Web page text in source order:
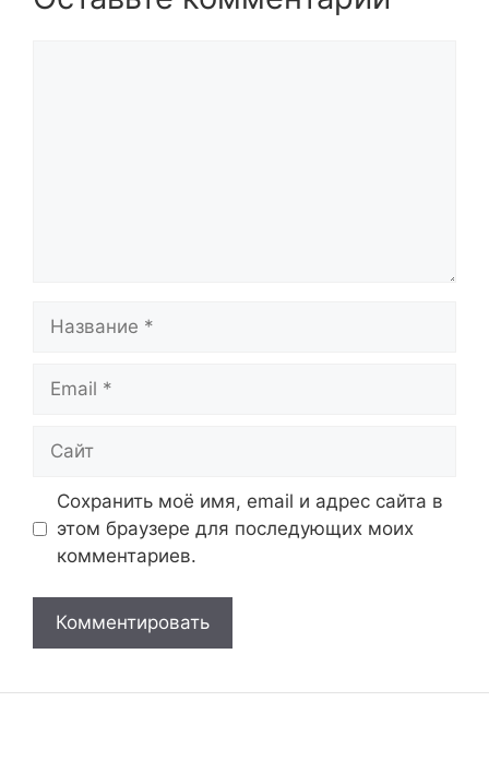
Сохранить моё имя, email и адрес сайта в
этом браузере для последующих моих
комментариев.